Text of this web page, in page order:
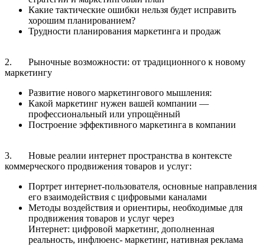
Какие тактические ошибки нельзя будет исправить
хорошим планированием?
Трудности планирования маркетинга и продаж
2. Рыночные возможности: от традиционного к новому
маркетингу
Развитие нового маркетингового мышления:
Какой маркетинг нужен вашей компании —
профессиональный или упрощённый
Построение эффективного маркетинга в компании
3. Новые реалии интернет пространства в контексте
коммерческого продвижения товаров и услуг:
Портрет интернет-пользователя, основные направления
его взаимодействия с цифровыми каналами
Методы воздействия и ориентиры, необходимые для
продвижения товаров и услуг через
Интернет: цифровой маркетинг, дополненная
реальность, инфлюенс- маркетинг, нативная реклама